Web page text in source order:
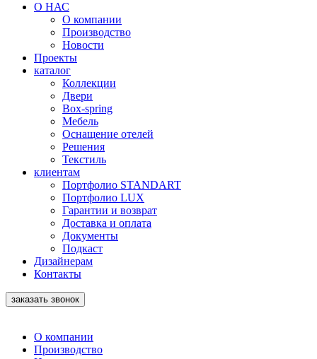
О НАС
О компании
Производство
Новости
Проекты
каталог
Коллекции
Двери
Box-spring
Мебель
Оснащение отелей
Решения
Текстиль
клиентам
Портфолио STANDART
Портфолио LUX
Гарантии и возврат
Доставка и оплата
Документы
Подкаст
Дизайнерам
Контакты
заказать звонок
О компании
Производство